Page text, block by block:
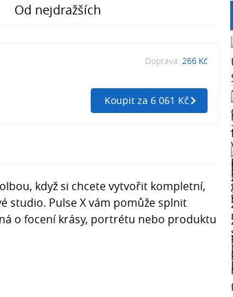
Od nejdražších
Doprava: 266 Kč
Koupit za 6 061 Kč
když si chcete vytvořit kompletní,
studio. Pulse X vám pomůže splnit
o focení krásy, portrétu nebo produktu